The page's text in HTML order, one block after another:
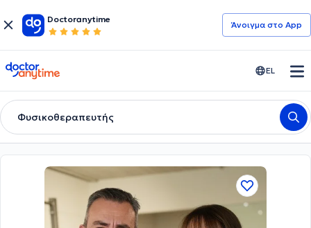
Doctoranytime
Άνοιγμα στο App
doctoranytime EL
Φυσικοθεραπευτής